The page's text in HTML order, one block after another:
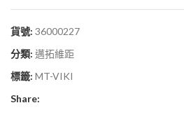
貨號: 36000227
分類: 邁拓維距
標籤: MT-VIKI
Share: